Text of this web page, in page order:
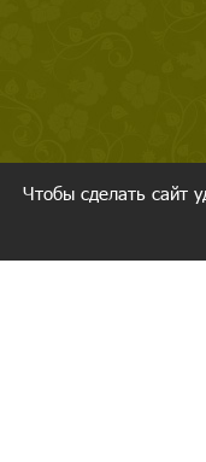
Чтобы сделать сайт